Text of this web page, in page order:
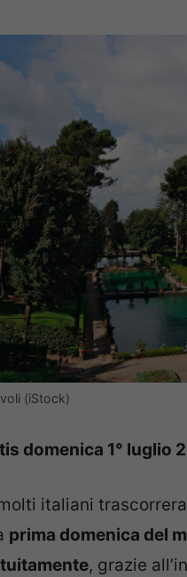
(iStock)
domenica 1° luglio
italiani
prima domenica del
, grazie